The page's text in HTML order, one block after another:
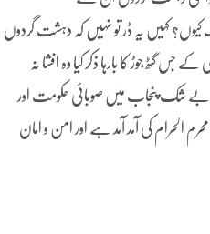
کیوں؟ کہیں یہ ڈر تو نہیں کہ دہشت گردوں
جوڑ کا بارہا ذکر کیا وہ افشا نہ
شک پنجاب میں صوبائی حکومت اور
الحرام کی آمد آمد ہے اور امن و امان